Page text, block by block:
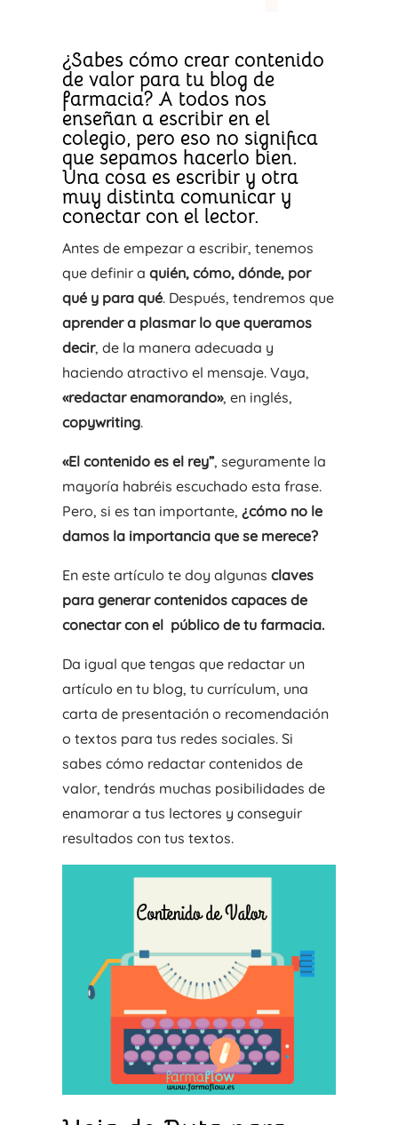
¿Sabes cómo crear contenido
de valor para tu blog de
farmacia? A todos nos
enseñan a escribir en el
colegio, pero eso no significa
que sepamos hacerlo bien.
Una cosa es escribir y otra
muy distinta comunicar y
conectar con el lector.
Antes de empezar a escribir, tenemos
que definir a quién, cómo, dónde, por
qué y para qué. Después, tendremos que
aprender a plasmar lo que queramos
decir, de la manera adecuada y
haciendo atractivo el mensaje. Vaya,
«redactar enamorando», en inglés,
copywriting.
«El contenido es el rey”, seguramente la
mayoría habréis escuchado esta frase.
Pero, si es tan importante, ¿cómo no le
damos la importancia que se merece?
En este artículo te doy algunas claves
para generar contenidos capaces de
conectar con el público de tu farmacia.
Da igual que tengas que redactar un
artículo en tu blog, tu currículum, una
carta de presentación o recomendación
o textos para tus redes sociales. Si
sabes cómo redactar contenidos de
valor, tendrás muchas posibilidades de
enamorar a tus lectores y conseguir
resultados con tus textos.